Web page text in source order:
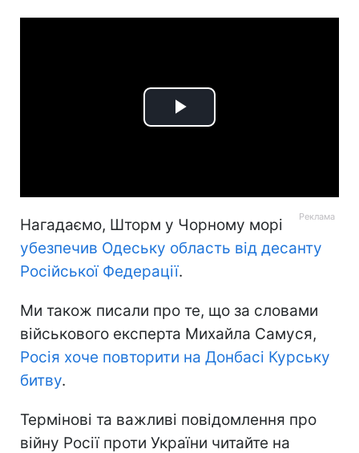
Play
Нагадаємо, Шторм у Чорному морі
убезпечив Одеську область від десанту
Російської Федерації.
Ми також писали про те, що за словами
військового експерта Михайла Самуся,
Росія хоче повторити на Донбасі Курську
битву.
Термінові та важливі повідомлення про
війну Росії проти України читайте на